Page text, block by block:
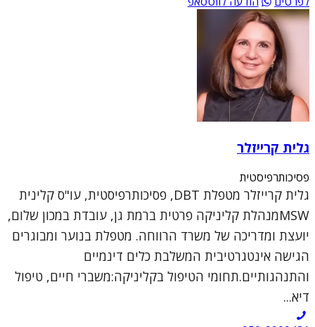
גלית קרייזלר
פסיכותרפיסטית
גלית קרייזלר מטפלת DBT, פסיכותרפיסטית, עו"ס קלינית
MSWמנהלת קליניקה פרטית ברמת גן, עובדת במכון שלום,
יועצת ומדריכה של משרד הרווחה. מטפלת בנוער ומבוגרים
הגישה אינטגרטיבית המשלבת כלים דינמיים
והתנהגותיים.תחומי הטיפול בקליניקה:משברי חיים, טיפול
דיא...